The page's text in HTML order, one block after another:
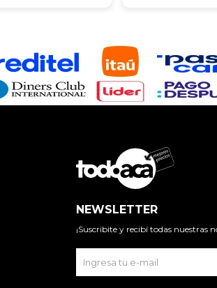
NEWSLETTER
¡Suscribite y recibí todas nuestras